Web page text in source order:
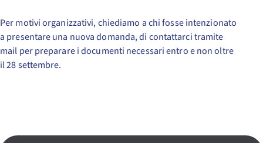
Per motivi organizzativi, chiediamo a chi fosse intenzionato
a presentare una nuova domanda, di contattarci tramite
mail per preparare i documenti necessari entro e non oltre
il 28 settembre.